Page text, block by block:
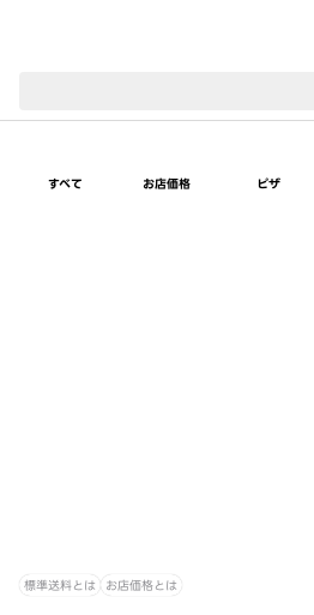
すべて お店価格 ピザ
標準送料とは お店価格とは